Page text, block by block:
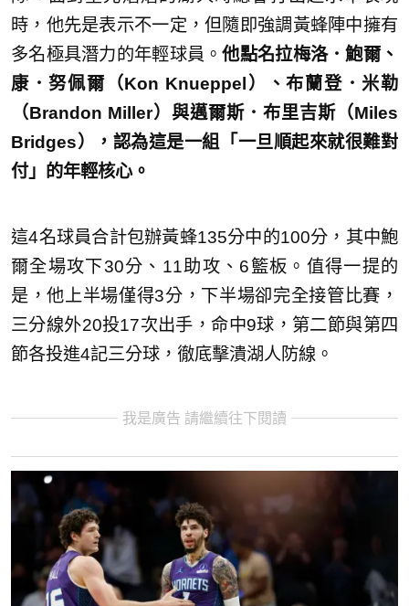
時，他先是表示不一定，但隨即強調黃蜂陣中擁有
多名極具潛力的年輕球員。他點名拉梅洛．鮑爾、
康．努佩爾（Kon Knueppel）、布蘭登．米勒
（Brandon Miller）與邁爾斯．布里吉斯（Miles
Bridges），認為這是一組「一旦順起來就很難對
付」的年輕核心。
這4名球員合計包辦黃蜂135分中的100分，其中鮑
爾全場攻下30分、11助攻、6籃板。值得一提的
是，他上半場僅得3分，下半場卻完全接管比賽，
三分線外20投17次出手，命中9球，第二節與第四
節各投進4記三分球，徹底擊潰湖人防線。
我是廣告 請繼續往下閱讀